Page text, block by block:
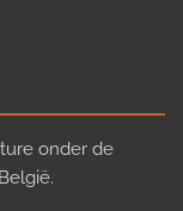
onder de